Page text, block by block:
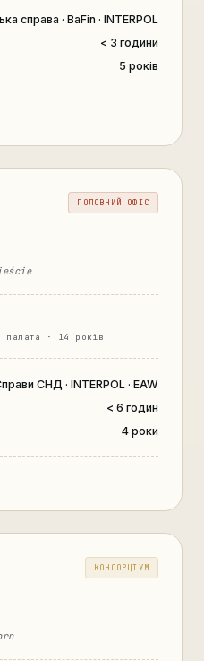
справа · BaFin · INTERPOL
< 3 години
5 років
ГОЛОВНИЙ ОФІС
палата · 14 років
СНД · INTERPOL · EAW
< 6 годин
4 роки
КОНСОРЦІУМ